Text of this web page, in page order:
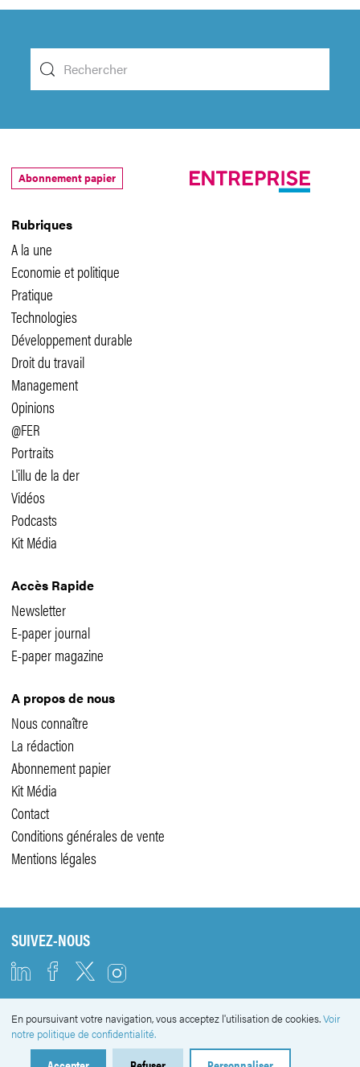
Rubriques
A la une
Economie et politique
Pratique
Technologies
Développement durable
Droit du travail
Management
Opinions
@FER
Portraits
L'illu de la der
Vidéos
Podcasts
Kit Média
Accès Rapide
Newsletter
E-paper journal
E-paper magazine
A propos de nous
Nous connaître
La rédaction
Abonnement papier
Kit Média
Contact
Conditions générales de vente
Mentions légales
Abonnement papier
SUIVEZ-NOUS
NEWSLETTER
En poursuivant votre navigation, vous acceptez l'utilisation de cookies.Voir
notre politique de confidentialité.